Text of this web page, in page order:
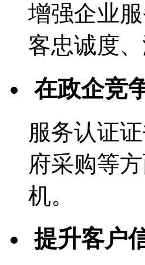
增强企业
客忠诚度
在政企竞
服务认证
府采购等
机。
提升客户